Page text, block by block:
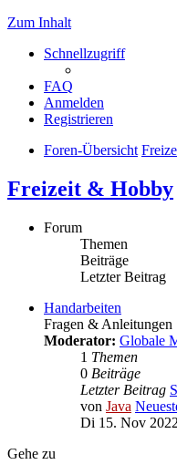
Zum Inhalt
Schnellzugriff
FAQ
Anmelden
Registrieren
Foren-Übersicht
Freizeit & Hobby
Forum
Themen
Beiträge
Letzter Beitrag
Handarbeiten
Fragen & Anleitungen
Moderator: Globale
1 Themen
0 Beiträge
Letzter Beitrag
von Java
Di 15. Nov
Gehe zu